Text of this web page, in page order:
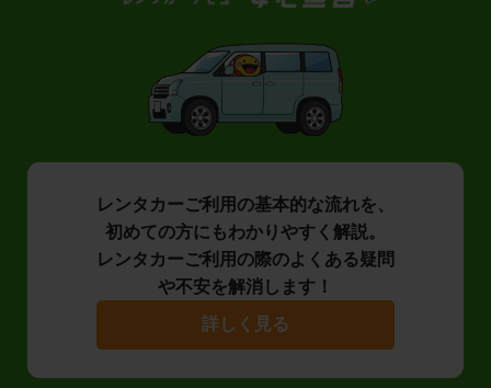
レンタカーご利用の基本的な流れを、
初めての方にもわかりやすく解説。
レンタカーご利用の際のよくある疑問
や不安を解消します！
詳しく見る